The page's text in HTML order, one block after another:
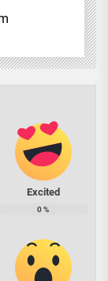
Excited
0%